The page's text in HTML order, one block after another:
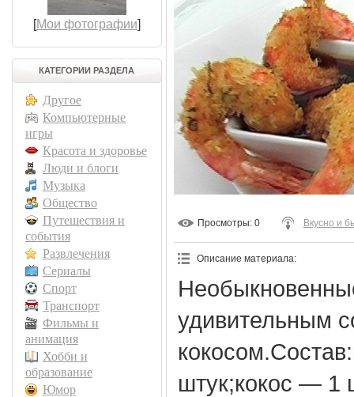
[Мои фотографии]
КАТЕГОРИИ РАЗДЕЛА
Другое
Компьютерные
игры
Красота и здоровье
Люди и блоги
Музыка
Общество
Путешествия и
события
Развлечения
Сериалы
Спорт
Транспорт
Фильмы и
анимация
Хобби и
образование
Юмор
Просмотры: 0 Вкусно и
Описание материала:
удивительным
штук;кокос — 1